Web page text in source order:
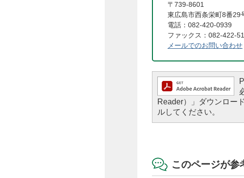
〒739-8601
東広島市西条栄町8番29
電話：082-420-0939
ファックス：082-422-
メールでのお問い合わせ
Reader）」ダウンロー
ルしてください。
このページが参